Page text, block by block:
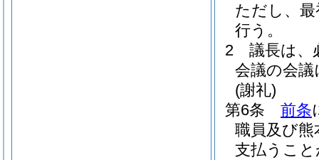
ただし、
行う。
2
議長は、
会議の会
(謝礼)
第6条
前条
職員及び熊
支払うこ